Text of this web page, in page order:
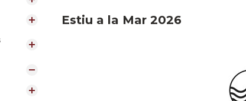
Estiu a la Mar 2026